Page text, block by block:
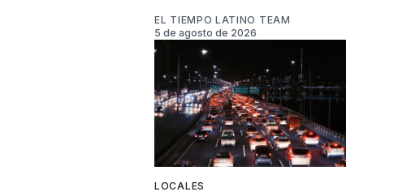
EL TIEMPO LATINO TEAM
5 de agosto de 2026
LOCALES